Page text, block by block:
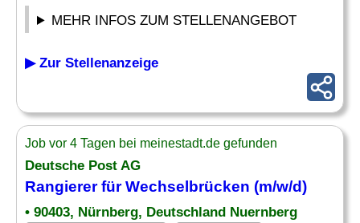
MEHR INFOS ZUM STELLENANGEBOT
▶ Zur Stellenanzeige
Job vor 4 Tagen bei meinestadt.de gefunden
Deutsche Post AG
Rangiererfür Wechselbrücken (m/w/d)
• 90403, Nürnberg, Deutschland Nuernberg